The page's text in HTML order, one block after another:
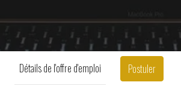
Détails de l'offre d'emploi Postuler